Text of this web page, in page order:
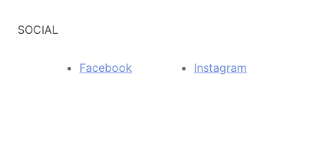
SOCIAL
Facebook Instagram